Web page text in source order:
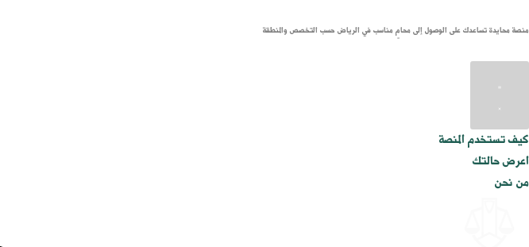
منصة محايدة تساعدك على الوصول إلى محامٍ مناسب في الرياض حسب التخصص والمنطقة
كيف تستخدم المنصة
اعرض حالتك
من نحن